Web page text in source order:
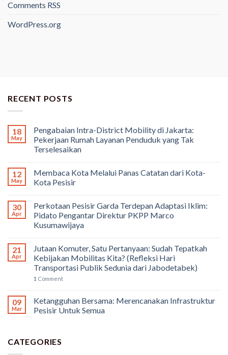
Comments RSS
WordPress.org
RECENT POSTS
18
May
Pengabaian Intra-District Mobility di Jakarta:
Pekerjaan Rumah Layanan Penduduk yang Tak
Terselesaikan
12
May
Membaca Kota Melalui Panas Catatan dari Kota-
Kota Pesisir
30
Apr
Perkotaan Pesisir Garda Terdepan Adaptasi Iklim:
Pidato Pengantar Direktur PKPP Marco
Kusumawijaya
21
Apr
Jutaan Komuter, Satu Pertanyaan: Sudah Tepatkah
Kebijakan Mobilitas Kita? (Refleksi Hari
Transportasi Publik Sedunia dari Jabodetabek)
1 Comment
09
Mar
Ketangguhan Bersama: Merencanakan Infrastruktur
Pesisir Untuk Semua
CATEGORIES